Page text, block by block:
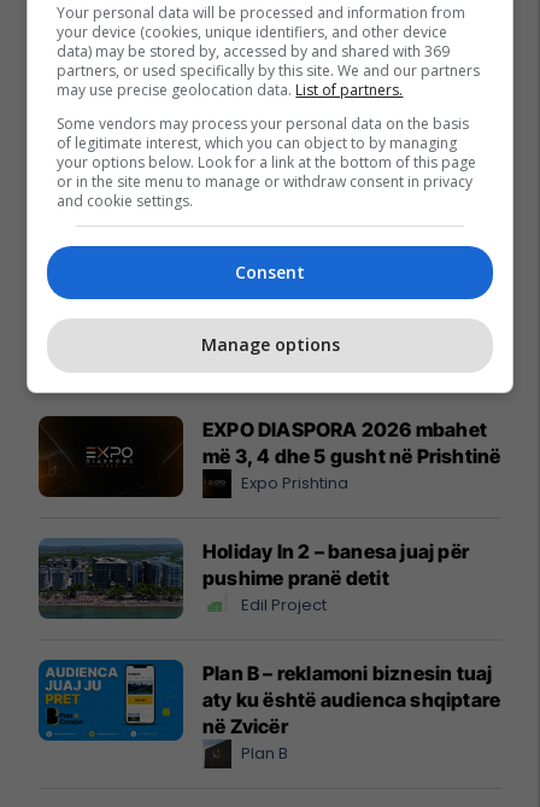
Reklamo këtu
EXPO DIASPORA 2026 mbahet
më 3, 4 dhe 5 gusht në Prishtinë
Expo Prishtina
Holiday In 2 – banesa juaj për
pushime pranë detit
Edil Project
Plan B – reklamoni biznesin tuaj
aty ku është audienca shqiptare
në Zvicër
Plan B
Your personal data will be processed and information from
your device (cookies, unique identifiers, and other device
data) may be stored by, accessed by and shared with 369
partners, or used specifically by this site. We and our partners
may use precise geolocation data. List of partners.
Some vendors may process your personal data on the basis
of legitimate interest, which you can object to by managing
your options below. Look for a link at the bottom of this page
or in the site menu to manage or withdraw consent in privacy
and cookie settings.
Consent
Manage options